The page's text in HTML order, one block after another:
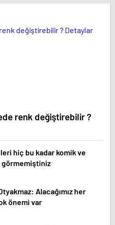
renk değiştirebilir ?
hiç bu kadar komik ve
görmemiştiniz
Alacağımız her
önemi var